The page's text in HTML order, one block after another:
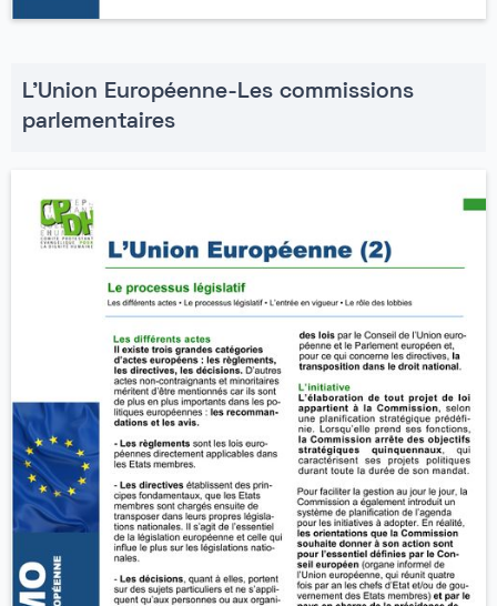
L'Union Européenne-Les commissions
parlementaires